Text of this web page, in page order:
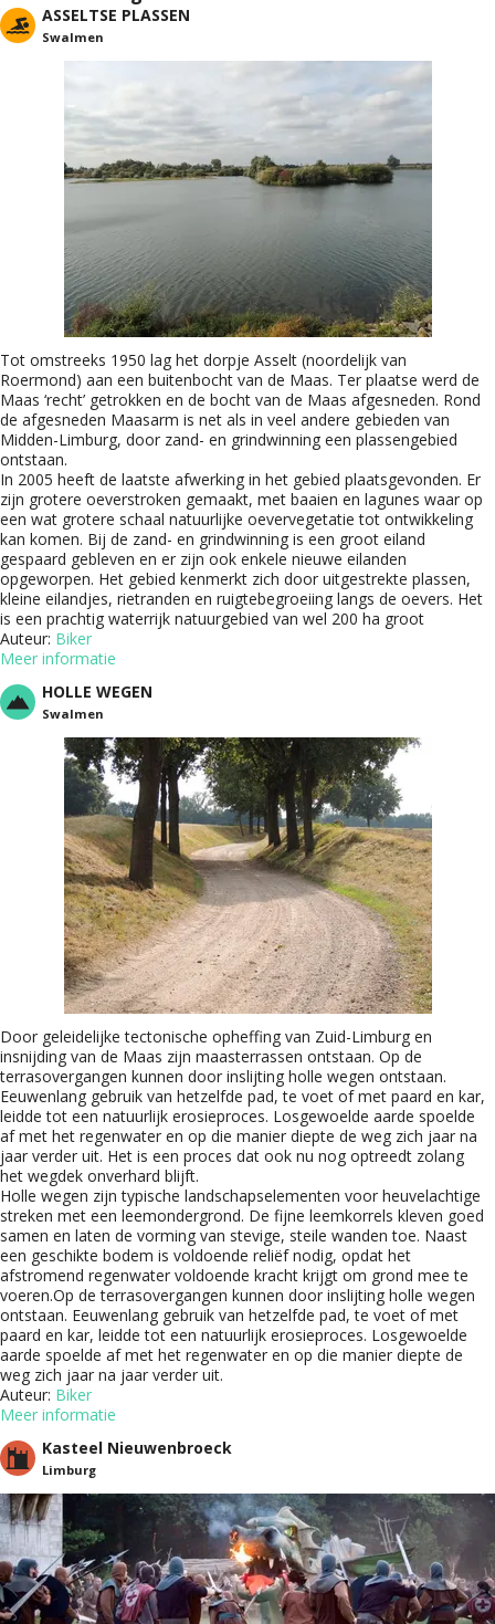
ASSELTSE PLASSEN
Swalmen
Tot omstreeks 1950 lag het dorpje Asselt (noordelijk van
Roermond) aan een buitenbocht van de Maas. Ter plaatse werd de
Maas ‘recht’ getrokken en de bocht van de Maas afgesne­den. Rond
de afgesneden Maasarm is net als in veel andere gebieden van
Midden-Limburg, door zand- en grind­winning een plassengebied
ontstaan.
In 2005 heeft de laatste afwerking in het gebied plaatsgevonden. Er
zijn grotere oeverstroken ge­maakt, met baaien en lagunes waar op
een wat grotere schaal natuurlijke oevervegetatie tot ont­wikkeling
kan komen. Bij de zand- en grindwinning is een groot eiland
gespaard gebleven en er zijn ook enkele nieuwe eilanden
opgeworpen. Het gebied kenmerkt zich door uitgestrekte plas­sen,
kleine eilandjes, rietranden en ruigtebegroei­ing langs de oevers. Het
is een prachtig waterrijk natuurgebied van wel 200 ha groot
Auteur: Biker
Meer informatie
HOLLE WEGEN
Swalmen
Door geleidelijke tectonische opheffing van Zuid-Limburg en
insnijding van de Maas zijn maasterrassen ontstaan. Op de
terrasovergangen kunnen door inslijting holle wegen ontstaan.
Eeuwenlang gebruik van hetzelfde pad, te voet of met paard en kar,
leidde tot een natuurlijk erosieproces. Losgewoelde aarde spoelde
af met het regenwater en op die manier diepte de weg zich jaar na
jaar verder uit. Het is een proces dat ook nu nog optreedt zolang
het wegdek onverhard blijft.
Holle wegen zijn typische landschapselementen voor heuvelachtige
streken met een leemonder­grond. De fijne leemkorrels kleven goed
samen en laten de vorming van stevige, steile wanden toe. Naast
een geschikte bodem is voldoende reliëf nodig, opdat het
afstromend regenwater vol­doende kracht krijgt om grond mee te
voeren.Op de terrasovergangen kunnen door inslijting holle wegen
ontstaan. Eeuwenlang gebruik van hetzelfde pad, te voet of met
paard en kar, leidde tot een natuurlijk erosieproces. Losgewoelde
aarde spoelde af met het regenwater en op die manier diepte de
weg zich jaar na jaar verder uit.
Auteur: Biker
Meer informatie
Kasteel Nieuwenbroeck
Limburg